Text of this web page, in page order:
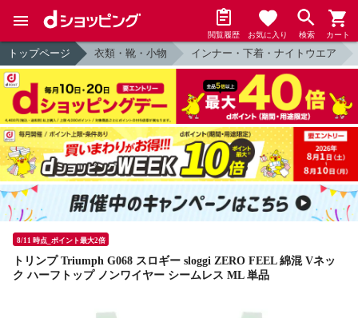
閲覧履歴 お気に入り 検索 カート
トップページ 衣類・靴・小物 インナー・下着・ナイトウエア
8/11 時点_ポイント最大2倍
トリンプ Triumph G068 スロギー sloggi ZERO FEEL 綿混 Vネッ
ク ハーフトップ ノンワイヤー シームレス ML 単品